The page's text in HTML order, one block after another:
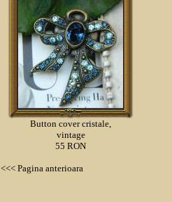
Button cover cristale,
vintage
55 RON
<<< Pagina anterioara